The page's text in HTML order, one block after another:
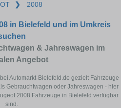
❯ 2008
in Bielefeld und im Umkreis
& Jahreswagen im
Angebot
Automarkt-Bielefeld.de gezielt Fahrzeuge
Gebrauchtwagen oder Jahreswagen - hier
2008 Fahrzeuge in Bielefeld verfügbar
sind.